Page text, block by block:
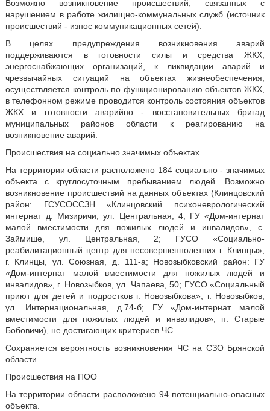
Возможно возникновение происшествий, связанных с
нарушением в работе жилищно-коммунальных служб (источник
происшествий - износ коммуникационных сетей).
В целях предупреждения возникновения аварий
поддерживаются в готовности силы и средства ЖКХ,
энергоснабжающих организаций, к ликвидации аварий и
чрезвычайных ситуаций на объектах жизнеобеспечения,
осуществляется контроль по функционированию объектов ЖКХ,
в телефонном режиме проводится контроль состояния объектов
ЖКХ и готовности аварийно - восстановительных бригад
муниципальных районов области к реагированию на
возникновение аварий.
Происшествия на социально значимых объектах
На территории области расположено 184 социально - значимых
объекта с круглосуточным пребыванием людей. Возможно
возникновение происшествий на данных объектах (Клинцовский
район: ГСУСОССЗН «Клинцовский психоневрологический
интернат д. Мизиричи, ул. Центральная, 4; ГУ «Дом-интернат
малой вместимости для пожилых людей и инвалидов», с.
Займише, ул. Центральная, 2; ГУСО «Социально-
реабилитационный центр для несовершеннолетних г. Клинцы»,
г. Клинцы, ул. Союзная, д. 111-а; Новозыбковский район: ГУ
«Дом-интернат малой вместимости для пожилых людей и
инвалидов», г. Новозыбков, ул. Чапаева, 50; ГУСО «Социальный
приют для детей и подростков г. Новозыбкова», г. Новозыбков,
ул. Интернациональная, д.74-б; ГУ «Дом-интернат малой
вместимости для пожилых людей и инвалидов», п. Старые
Бобовичи), не достигающих критериев ЧС.
Сохраняется вероятность возникновения ЧС на СЗО Брянской
области.
Происшествия на ПОО
На территории области расположено 94 потенциально-опасных
объекта.